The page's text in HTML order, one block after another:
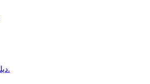
ديلى ميل؛ سوإستفاده از كودكان در قالب «بجه بازى» همچنان در افغانستان ادامه دارد.